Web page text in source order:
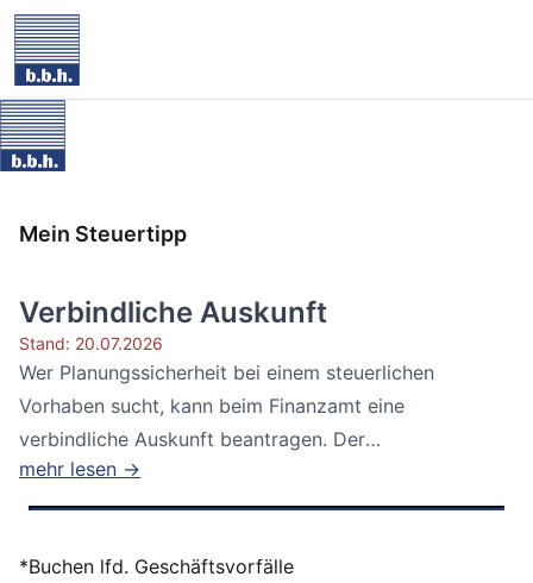
Mein Steuertipp
Verbindliche Auskunft
Stand: 20.07.2026
Wer Planungssicherheit bei einem steuerlichen
Vorhaben sucht, kann beim Finanzamt eine
verbindliche Auskunft beantragen. Der
Bundesfinanzhof...
mehr lesen →
*Buchen lfd. Geschäftsvorfälle